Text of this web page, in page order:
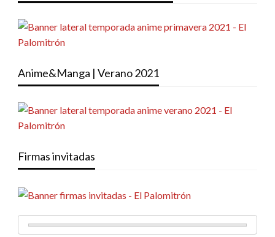
Anime&Manga | Verano 2021
Firmas invitadas